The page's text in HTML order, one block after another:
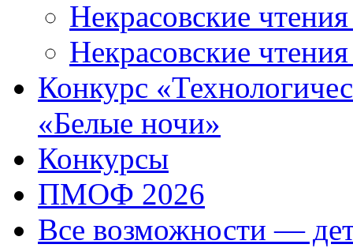
Некрасовские
Некрасовские
Конкурс
«Белые ночи»
Конкурсы
ПМОФ 2026
Все возможности —